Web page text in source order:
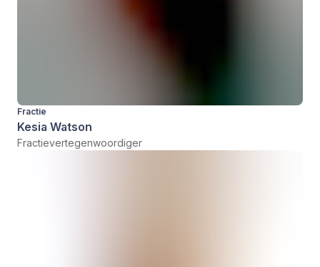
Fractie
Kesia Watson
Fractievertegenwoordiger